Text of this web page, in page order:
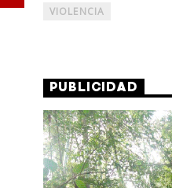
VIOLENCIA
PUBLICIDAD